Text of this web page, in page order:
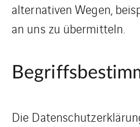
alternativen Wegen,
an uns zu übermitteln.
Die